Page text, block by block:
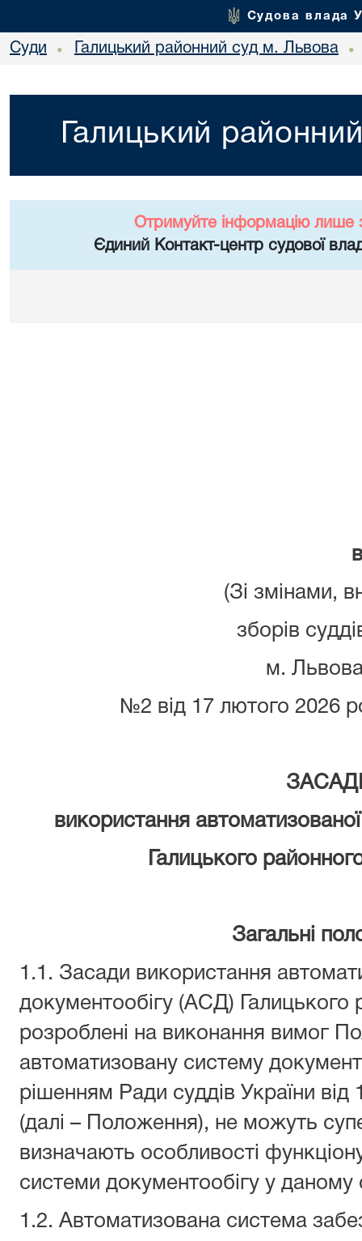
Судова влада
Суди • Галицький районний суд м. Львова •
Галицький
Отримуйте інформацію лише
Єдиний Контакт-центр судової
(Зі змінами,
зборів
м.
№2 від 17 лютого 2026
використання
Галицького
Загальні
1.1. Засади використання
документообігу (АСД)
розроблені на виконання вимог
автоматизовану систему
рішенням Ради суддів України
(далі – Положення), не можуть
визначають особливості
системи документообігу у даному
1.2. Автоматизована система